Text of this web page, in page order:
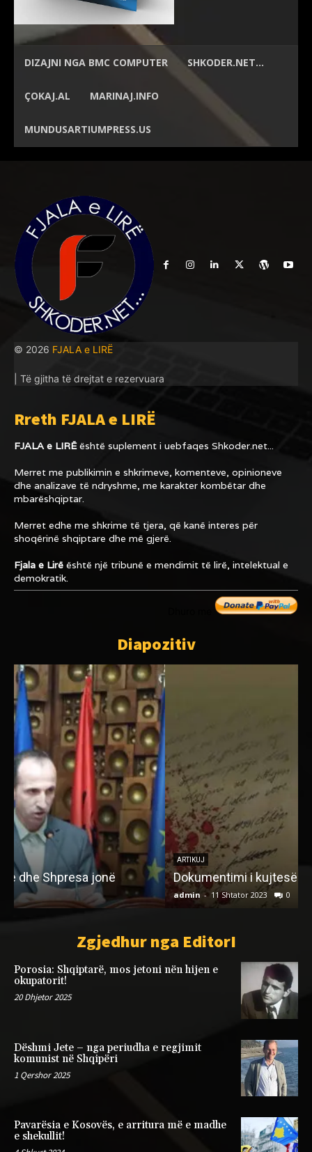
DIZAJNI NGA BMC COMPUTER SHKODER.NET…
ÇOKAJ.AL MARINAJ.INFO
MUNDUSARTIUMPRESS.US
© 2026 FJALA e LIRË
| Të gjitha të drejtat e rezervuara
Rreth FJALA e LIRË
FJALA e LIRËështë suplement i uebfaqes Shkoder.net...
Merret me publikimin e shkrimeve, komenteve, opinioneve
dhe analizave të ndryshme, me karakter kombëtar dhe
mbarëshqiptar.
Merret edhe me shkrime të tjera, që kanë interes për
shoqërinë shqiptare dhe më gjerë.
Fjala e Lirë është një tribunë e mendimit të lirë, intelektual e
demokratik.
Diapozitiv
ARTIKUJ
Dokumentimi i kujtesës [1]
admin 11 Shtator 2023 0
Zgjedhur nga EditorI
Porosia: Shqiptarë, mos jetoni nën hijen e
okupatorit!
20 Dhjetor 2025
Dëshmi Jete – nga periudha e regjimit
komunist në Shqipëri
1 Qershor 2025
Pavarësia e Kosovës, e arritura më e madhe
e shekullit!